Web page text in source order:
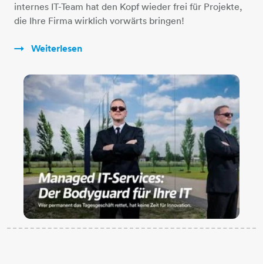
internes IT-Team hat den Kopf wieder frei für Projekte,
die Ihre Firma wirklich vorwärts bringen!
Weiterlesen